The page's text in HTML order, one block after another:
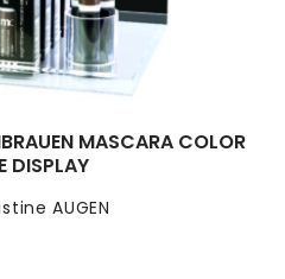
AUGEN
MASCARA COLOR
DISPLAY